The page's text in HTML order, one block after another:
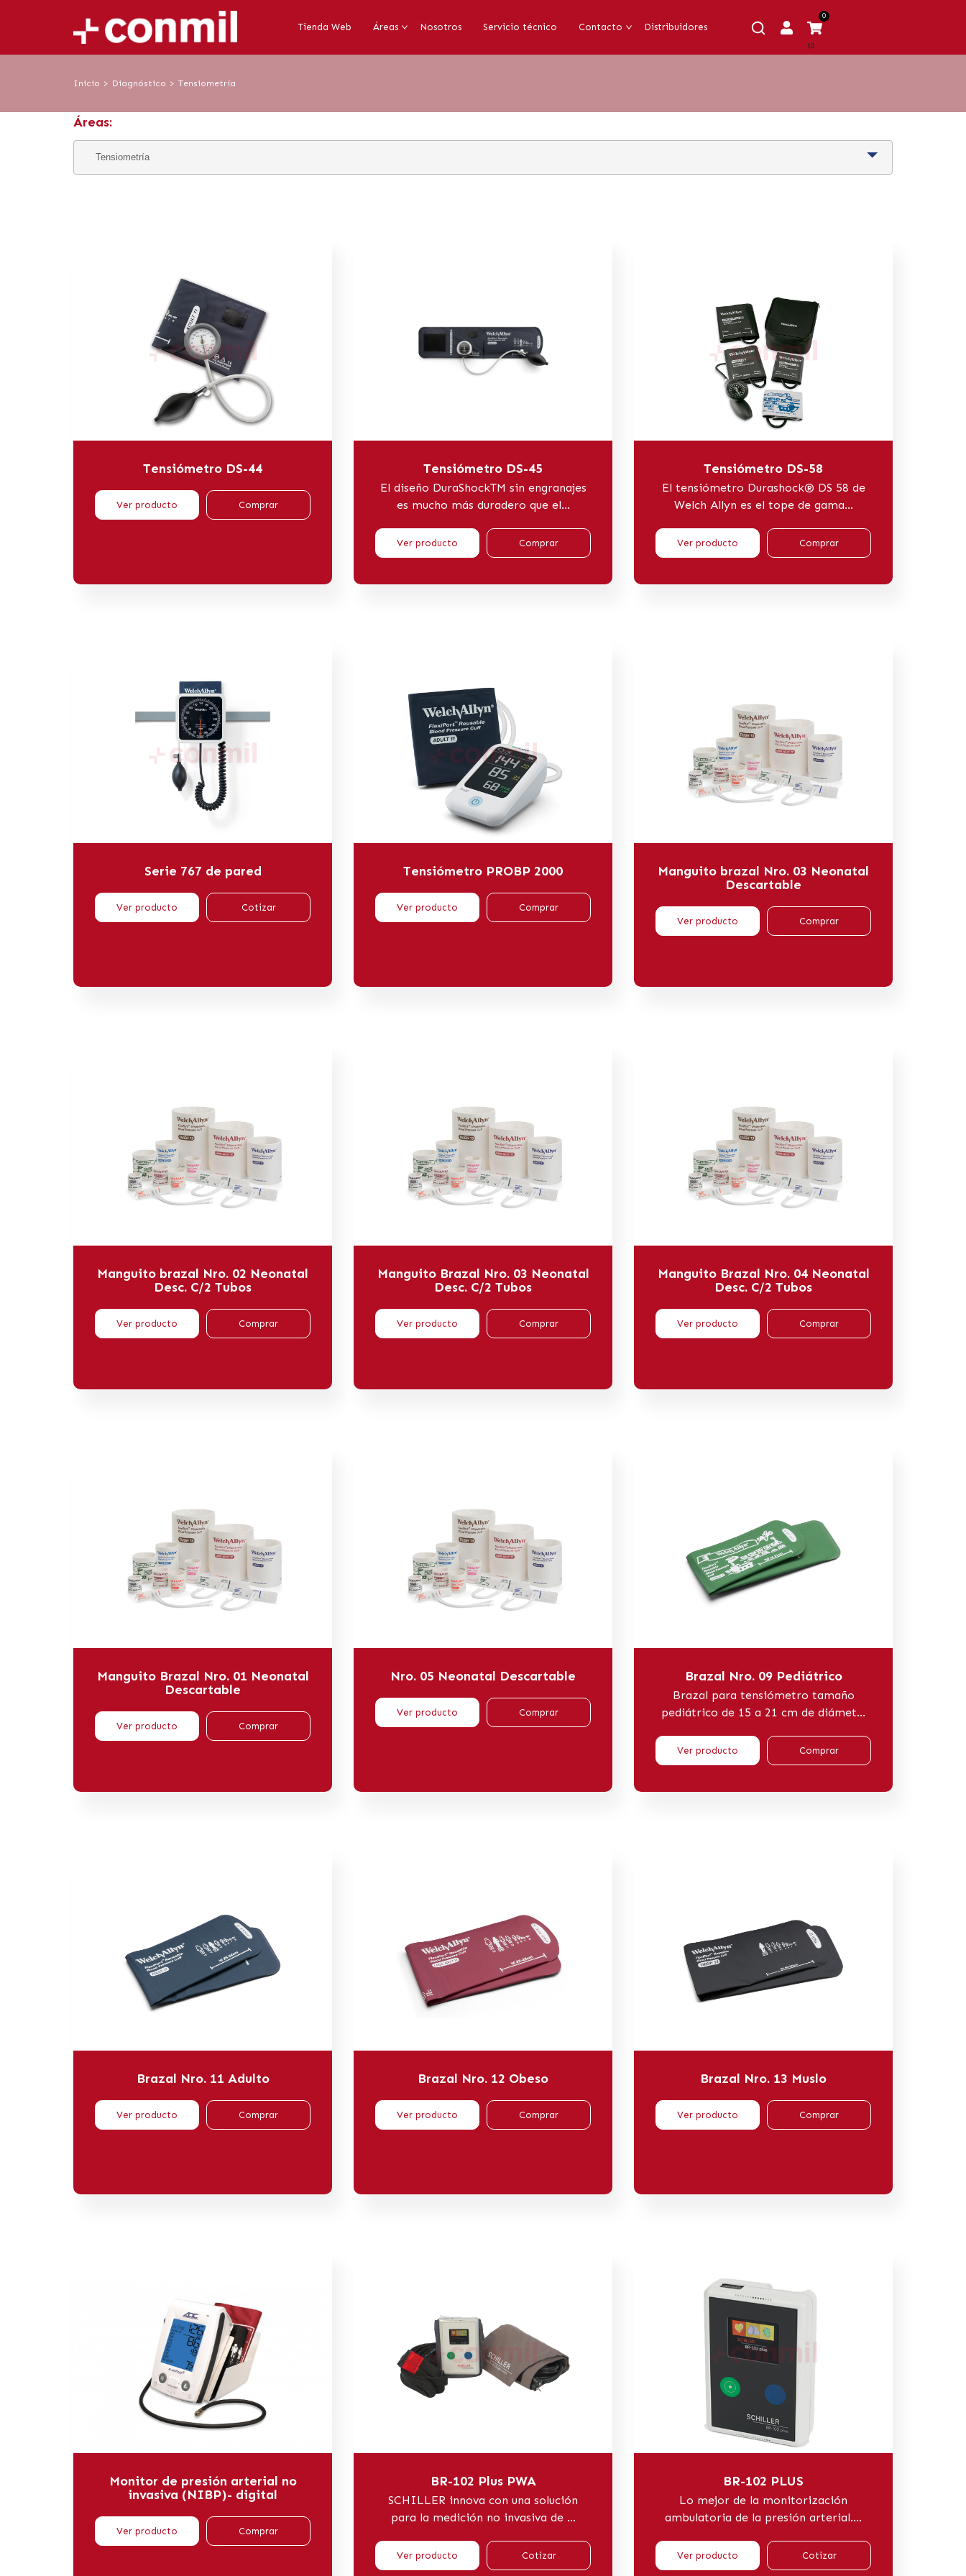
Tienda Web Áreas Nosotros Servicio técnico Contacto Distribuidores
0
$0
Inicio > Diagnóstico > Tensiometría
Áreas:
Tensiómetro DS-44
Ver producto Comprar
Tensiómetro DS-45
El diseño DuraShockTM sin engranajes
es mucho más duradero que el...
Ver producto Comprar
Tensiómetro DS-58
El tensiómetro Durashock® DS 58 de
Welch Allyn es el tope de gama...
Ver producto Comprar
Serie 767 de pared
Ver producto Cotizar
Tensiómetro PROBP 2000
Ver producto Comprar
Manguito brazal Nro. 03 Neonatal
Descartable
Ver producto Comprar
Manguito brazal Nro. 02 Neonatal
Desc. C/2 Tubos
Ver producto Comprar
Manguito Brazal Nro. 03 Neonatal
Desc. C/2 Tubos
Ver producto Comprar
Manguito Brazal Nro. 04 Neonatal
Desc. C/2 Tubos
Ver producto Comprar
Manguito Brazal Nro. 01 Neonatal
Descartable
Ver producto Comprar
Nro. 05 Neonatal Descartable
Ver producto Comprar
Brazal Nro. 09 Pediátrico
Brazal para tensiómetro tamaño
pediátrico de 15 a 21 cm de diámet...
Ver producto Comprar
Brazal Nro. 11 Adulto
Ver producto Comprar
Brazal Nro. 12 Obeso
Ver producto Comprar
Brazal Nro. 13 Muslo
Ver producto Comprar
Monitor de presión arterial no
invasiva (NIBP)- digital
Ver producto Comprar
BR-102 Plus PWA
SCHILLER innova con una solución
para la medición no invasiva de ...
Ver producto Cotizar
BR-102 PLUS
Lo mejor de la monitorización
ambulatoria de la presión arterial....
Ver producto Cotizar